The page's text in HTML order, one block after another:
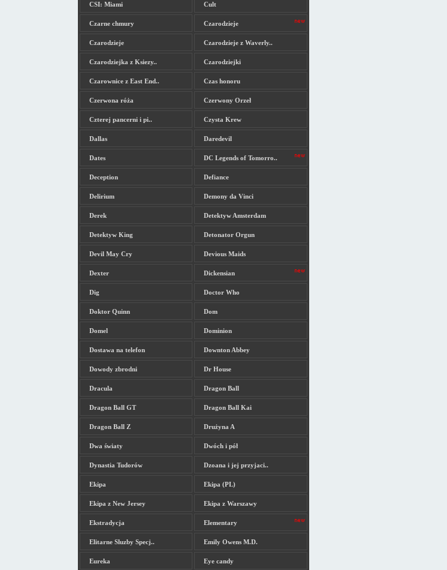
CSI: Miami Cult
Czarne chmury Czarodzieje
Czarodzieje Czarodzieje z Waverly..
Czarodziejka z Ksiezy.. Czarodziejki
Czarownice z East End.. Czas honoru
Czerwona róża Czerwony Orzeł
Czterej pancerni i pi.. Czysta Krew
Dallas Daredevil
Dates DC Legends of Tomorro..
Deception Defiance
Delirium Demony da Vinci
Derek Detektyw Amsterdam
Detektyw King Detonator Orgun
Devil May Cry Devious Maids
Dexter Dickensian
Dig Doctor Who
Doktor Quinn Dom
Domel Dominion
Dostawa na telefon Downton Abbey
Dowody zbrodni Dr House
Dracula Dragon Ball
Dragon Ball GT Dragon Ball Kai
Dragon Ball Z Drużyna A
Dwa światy Dwóch i pół
Dynastia Tudorów Dzoana i jej przyjaci..
Ekipa Ekipa (PL)
Ekipa z New Jersey Ekipa z Warszawy
Ekstradycja Elementary
Elitarne Sluzby Specj.. Emily Owens M.D.
Eureka Eye candy